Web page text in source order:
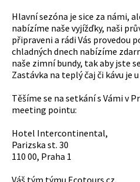
Hlavní sezóna je sice za námi,
nabízíme naše vyjížďky, naši
připraveni a rádi Vás provedou
chladných dnech nabízíme
naše zimní bundy, tak aby jste
Zastávka na teplý čaj či kávu je
Těšíme se na setkání s Vámi v
meeting pointu:
Hotel Intercontinental,
Parizska st. 30
110 00, Praha 1